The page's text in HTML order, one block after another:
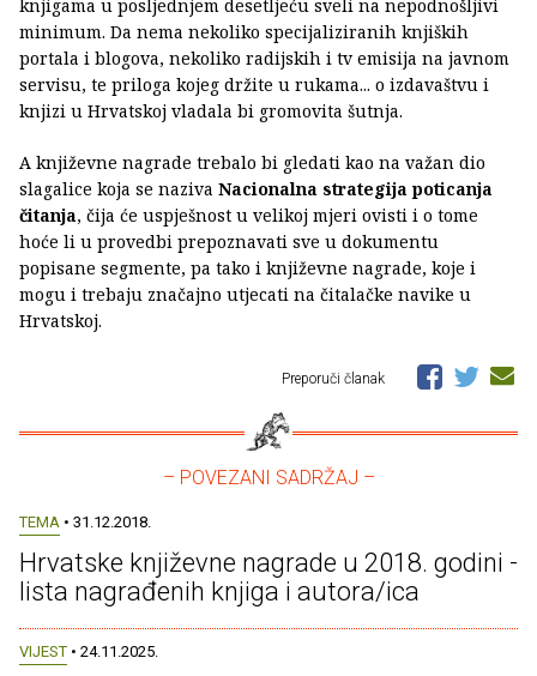
knjigama u posljednjem desetljeću sveli na nepodnošljivi
minimum. Da nema nekoliko specijaliziranih knjiških
portala i blogova, nekoliko radijskih i tv emisija na javnom
servisu, te priloga kojeg držite u rukama... o izdavaštvu i
knjizi u Hrvatskoj vladala bi gromovita šutnja.
A književne nagrade trebalo bi gledati kao na važan dio
slagalice koja se naziva Nacionalna strategija poticanja
čitanja, čija će uspješnost u velikoj mjeri ovisti i o tome
hoće li u provedbi prepoznavati sve u dokumentu
popisane segmente, pa tako i književne nagrade, koje i
mogu i trebaju značajno utjecati na čitalačke navike u
Hrvatskoj.
Preporuči članak
– POVEZANI SADRŽAJ –
TEMA • 31.12.2018.
Hrvatske književne nagrade u 2018. godini -
lista nagrađenih knjiga i autora/ica
VIJEST • 24.11.2025.